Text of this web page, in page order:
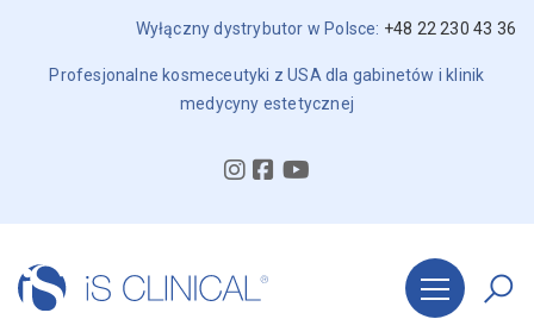
Wyłączny dystrybutor w Polsce: +48 22 230 43 36
Profesjonalne kosmeceutyki z USA dla gabinetów i klinik
medycyny estetycznej